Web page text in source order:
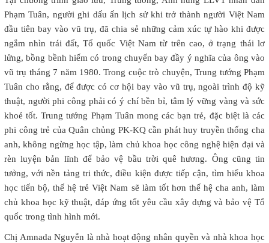
Phạm Tuân, người ghi dấu ấn lịch sử khi trở thành người Việt Nam
đầu tiên bay vào vũ trụ, đã chia sẻ những cảm xúc tự hào khi được
ngắm nhìn trái đất, Tổ quốc Việt Nam từ trên cao, ở trạng thái lơ
lửng, bồng bềnh hiếm có trong chuyến bay đầy ý nghĩa của ông vào
vũ trụ tháng 7 năm 1980. Trong cuộc trò chuyện, Trung tướng Phạm
Tuân cho rằng, để được có cơ hội bay vào vũ trụ, ngoài trình độ kỹ
thuật, người phi công phải có ý chí bền bỉ, tâm lý vững vàng và sức
khoẻ tốt. Trung tướng Phạm Tuân mong các bạn trẻ, đặc biệt là các
phi công trẻ của Quân chủng PK-KQ cần phát huy truyền thống cha
anh, không ngừng học tập, làm chủ khoa học công nghệ hiện đại và
rèn luyện bản lĩnh để bảo vệ bầu trời quê hương. Ông cũng tin
tưởng, với nền tảng tri thức, điều kiện được tiếp cận, tìm hiểu khoa
học tiến bộ, thế hệ trẻ Việt Nam sẽ làm tốt hơn thế hệ cha anh, làm
chủ khoa học kỹ thuật, đáp ứng tốt yêu cầu xây dựng và bảo vệ Tổ
quốc trong tình hình mới.
Chị Amnada Nguyễn là nhà hoạt động nhân quyền và nhà khoa học